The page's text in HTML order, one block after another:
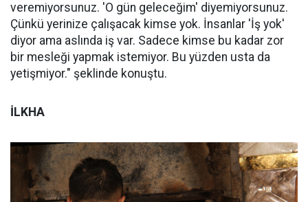
veremiyorsunuz. 'O gün geleceğim' diyemiyorsunuz.
Çünkü yerinize çalışacak kimse yok. İnsanlar 'İş yok'
diyor ama aslında iş var. Sadece kimse bu kadar zor
bir mesleği yapmak istemiyor. Bu yüzden usta da
yetişmiyor." şeklinde konuştu.
İLKHA